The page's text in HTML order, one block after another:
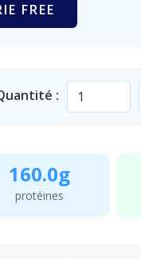
FREE
:
160.0g
protéines